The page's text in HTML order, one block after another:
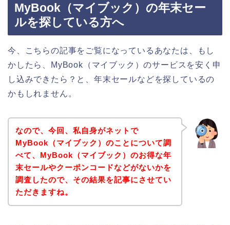
MyBook（マイブック）の年末セー
ルを探している方へ
今、こちらの記事をご覧になっているあなたは、もし
かしたら、MyBook（マイブック）のサービスを安く申
し込みできたら？と、年末セールなどを探しているの
かもしれません。
なので、今回、私自身がネットで
MyBook（マイブック）のことについて調
べて、MyBook（マイブック）のお得な年
末セールやクーポンコードなどがないかを
調査したので、その結果を記事にさせてい
ただきますね。